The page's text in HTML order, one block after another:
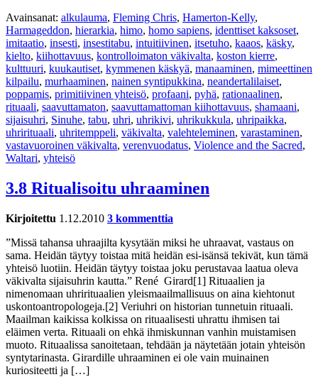
Avainsanat: alkulauma, Fleming Chris, Hamerton-Kelly,
Harmageddon, hierarkia, himo, homo sapiens, identtiset kaksoset,
imitaatio, insesti, insestitabu, intuitiivinen, itsetuho, kaaos, käsky,
kielto, kiihottavuus, kontrolloimaton väkivalta, koston kierre,
kulttuuri, kuukautiset, kymmenen käskyä, manaaminen, mimeettinen
kilpailu, murhaaminen, nainen syntipukkina, neandertalilaiset,
poppamis, primitiivinen yhteisö, profaani, pyhä, rationaalinen,
rituaali, saavuttamaton, saavuttamattoman kiihottavuus, shamaani,
sijaisuhri, Sinuhe, tabu, uhri, uhrikivi, uhrikukkula, uhripaikka,
uhrirituaali, uhritemppeli, väkivalta, valehteleminen, varastaminen,
vastavuoroinen väkivalta, verenvuodatus, Violence and the Sacred,
Waltari, yhteisö
3.8 Ritualisoitu uhraaminen
Kirjoitettu 1.12.2010 3 kommenttia
”Missä tahansa uhraajilta kysytään miksi he uhraavat, vastaus on
sama. Heidän täytyy toistaa mitä heidän esi-isänsä tekivät, kun tämä
yhteisö luotiin. Heidän täytyy toistaa joku perustavaa laatua oleva
väkivalta sijaisuhrin kautta.” René Girard[1] Rituaalien ja
nimenomaan uhrirituaalien yleismaailmallisuus on aina kiehtonut
uskontoantropologeja.[2] Veriuhri on historian tunnetuin rituaali.
Maailman kaikissa kolkissa on rituaalisesti uhrattu ihmisen tai
eläimen verta. Rituaali on ehkä ihmiskunnan vanhin muistamisen
muoto. Rituaalissa sanoitetaan, tehdään ja näytetään jotain yhteisön
syntytarinasta. Girardille uhraaminen ei ole vain muinainen
kuriositeetti ja […]